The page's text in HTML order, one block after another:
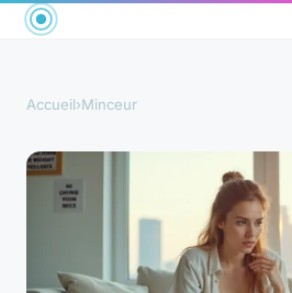
Accueil›Minceur